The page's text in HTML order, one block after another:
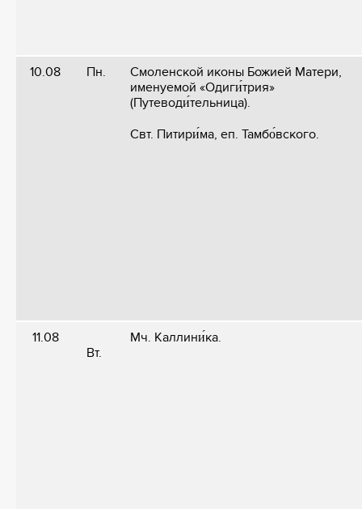
10.08 Пн.
Смоленской иконы Божией Матери,
именуемой «Одиги́трия»
(Путеводи́тельница).
Свт. Питири́ма, еп. Тамбо́вского.
11.08
Вт.
Мч. Каллини́ка.